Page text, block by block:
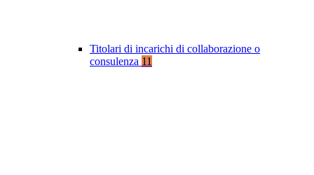
Titolari di incarichi di collaborazione o
consulenza 11